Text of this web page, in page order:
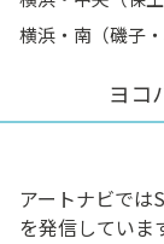
横浜・南（磯子
ヨコ
アートナビでは
を発信していま